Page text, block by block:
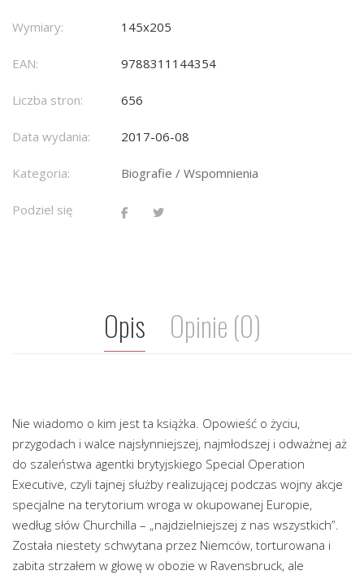
Wymiary: 145x205
EAN: 9788311144354
Liczba stron: 656
Data wydania: 2017-06-08
Kategoria: Biografie / Wspomnienia
Podziel się
Opis Opinie (0)
Nie wiadomo o kim jest ta książka. Opowieść o życiu,
przygodach i walce najsłynniejszej, najmłodszej i odważnej aż
do szaleństwa agentki brytyjskiego Special Operation
Executive, czyli tajnej służby realizującej podczas wojny akcje
specjalne na terytorium wroga w okupowanej Europie,
według słów Churchilla – „najdzielniejszej z nas wszystkich”.
Została niestety schwytana przez Niemców, torturowana i
zabita strzałem w głowę w obozie w Ravensbruck, ale